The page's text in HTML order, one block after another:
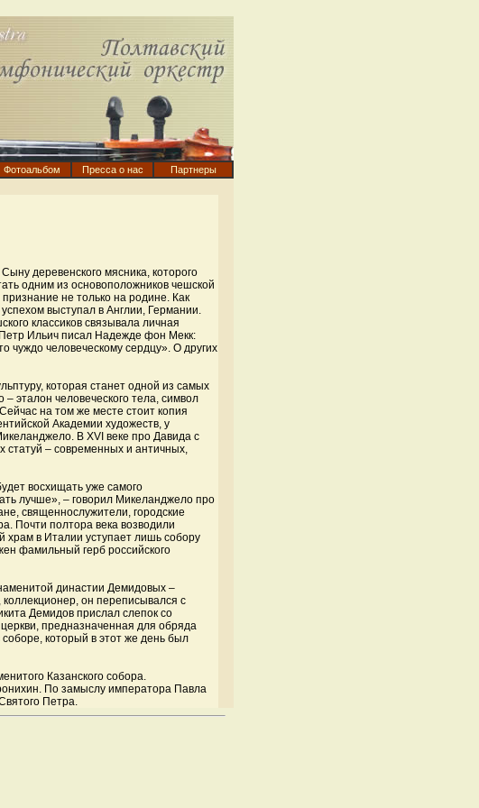
Фотоальбом Пресса о нас Партнеры
деревенского мясника, которого
одним из основоположников чешской
не только на родине. Как
выступал в Англии, Германии.
классиков связывала личная
Ильич писал Надежде фон Мекк:
чуждо человеческому сердцу». О других
которая станет одной из самых
эталон человеческого тела, символ
на том же месте стоит копия
Академии художеств, у
В XVI веке про Давида с
статуй – современных и античных,
восхищать уже самого
лучше», – говорил Микеланджело про
священнослужители, городские
Почти полтора века возводили
в Италии уступает лишь собору
фамильный герб российского
династии Демидовых –
он переписывался с
Демидов прислал слепок со
предназначенная для обряда
который в этот же день был
Казанского собора.
По замыслу императора Павла
Петра.